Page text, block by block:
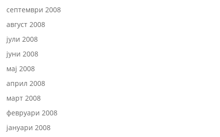
септември 2008
август 2008
јули 2008
јуни 2008
мај 2008
април 2008
март 2008
февруари 2008
јануари 2008